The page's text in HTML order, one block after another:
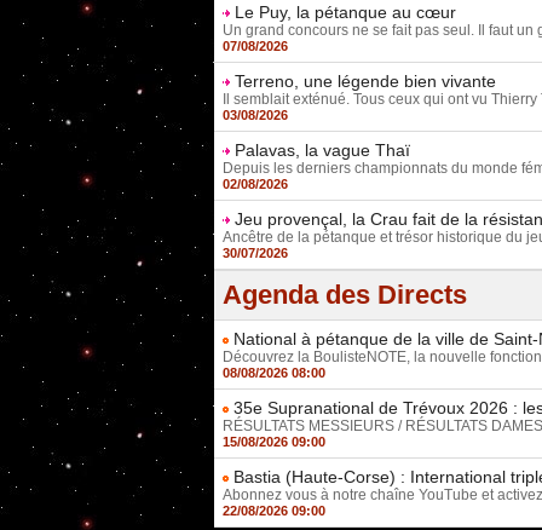
Le Puy, la pétanque au cœur
Un grand concours ne se fait pas seul. Il faut
07/08/2026
Terreno, une légende bien vivante
Il semblait exténué. Tous ceux qui ont vu
03/08/2026
Palavas, la vague Thaï
Depuis les derniers championnats du monde
02/08/2026
Jeu provençal, la Crau fait de la
Ancêtre de la pétanque et trésor historique du
30/07/2026
Agenda des Directs
National à pétanque de la ville de
Découvrez la BoulisteNOTE, la nouvelle
08/08/2026 08:00
35e Supranational de Trévoux 2026 :
RÉSULTATS MESSIEURS / RÉSULTATS
15/08/2026 09:00
Bastia (Haute-Corse) : International
Abonnez vous à notre chaîne YouTube et
22/08/2026 09:00